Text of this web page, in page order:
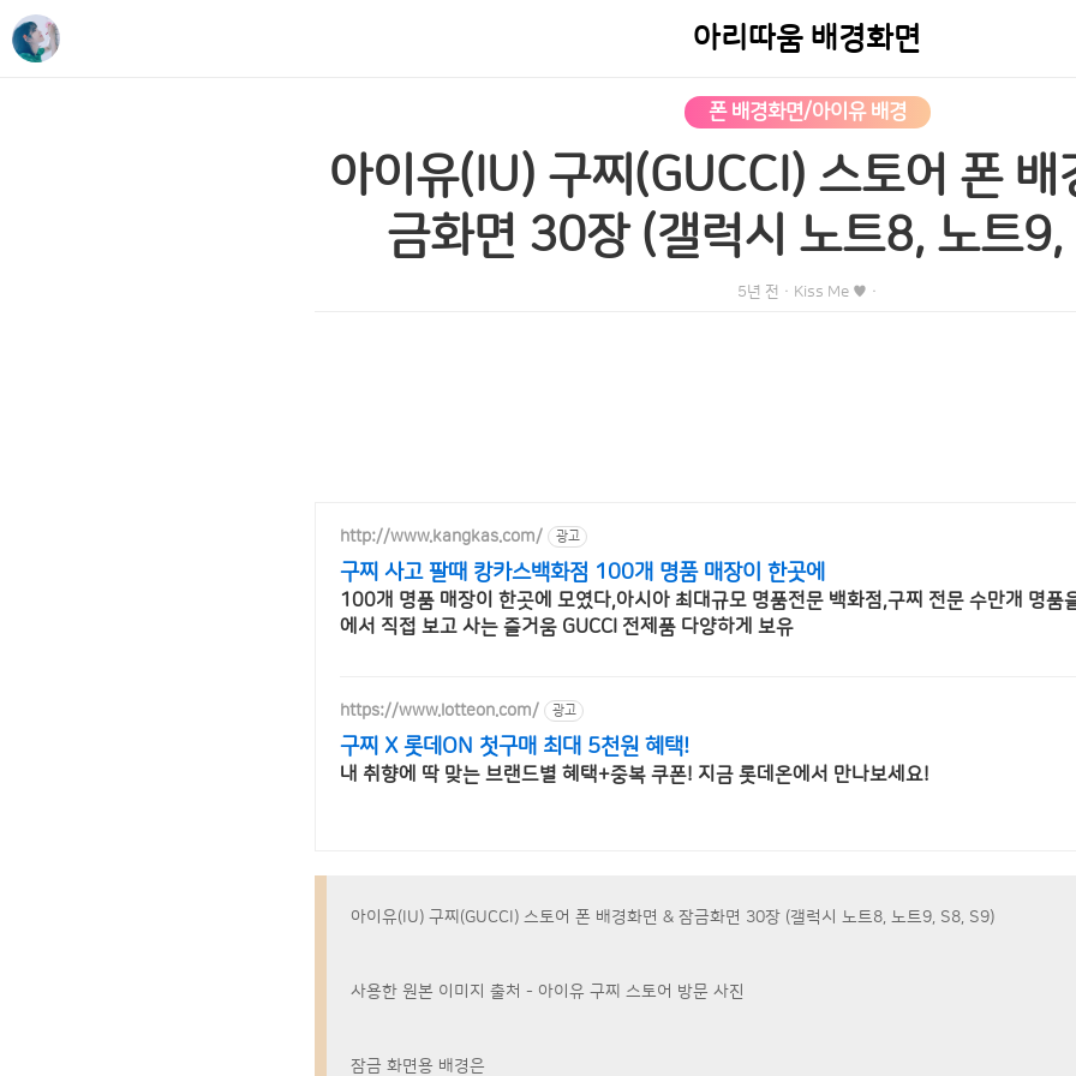
아리따움 배경화면
폰 배경화면/아이유 배경
아이유(IU) 구찌(GUCCI) 스토어 폰 배
금화면 30장 (갤럭시 노트8, 노트
5년 전 · Kiss Me ♥ ·
http://www.kangkas.com/ 광고
구찌 사고 팔때 캉카스백화점 100개 명품 매장이 한곳에
100개 명품 매장이 한곳에 모였다,아시아 최대규모 명품전문 백화점,구찌 전문 수만개 명품
에서 직접 보고 사는 즐거움 GUCCI 전제품 다양하게 보유
https://www.lotteon.com/ 광고
구찌 X 롯데ON 첫구매 최대 5천원 혜택!
내 취향에 딱 맞는 브랜드별 혜택+중복 쿠폰! 지금 롯데온에서 만나보세요!
아이유(IU) 구찌(GUCCI) 스토어 폰 배경화면 & 잠금화면 30장 (갤럭시 노트8, 노트9, S8, S9)
사용한 원본 이미지 출처 - 아이유 구찌 스토어 방문 사진
잠금 화면용 배경은